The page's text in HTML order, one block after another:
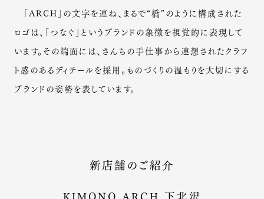
「ARCH」の文字を連ね、まるで“橋”のように構成された
ロゴは、「つなぐ」というブランドの象徴を視覚的に表現して
います。その端面には、さんちの手仕事から連想されたクラフ
ト感のあるディテールを採用。ものづくりの温もりを大切にする
ブランドの姿勢を表しています。
新店舗のご紹介